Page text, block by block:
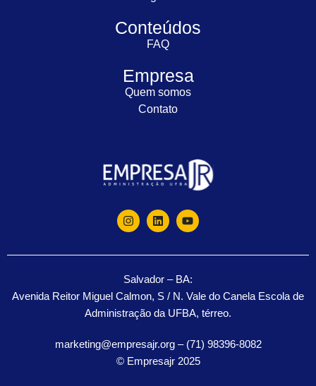
Conteúdos
FAQ
Empresa
Quem somos
Contato
Salvador – BA:
Avenida Reitor Miguel Calmon, S / N. Vale do Canela Escola de
Administração da UFBA, térreo.
marketing@empresajr.org – (71) 98396-8082
© Empresajr 2025